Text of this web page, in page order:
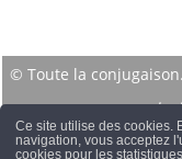
Ce site utilise des cookies.
navigation, vous acceptez
cookies pour les
© Toute la